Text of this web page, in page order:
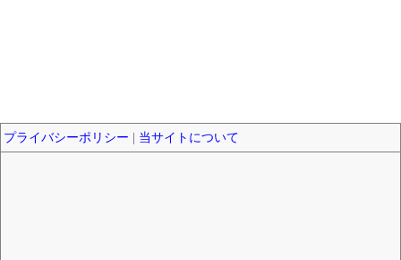
プライバシーポリシー 当サイトについて